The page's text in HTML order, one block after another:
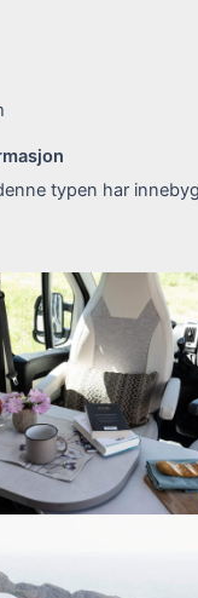
typen har